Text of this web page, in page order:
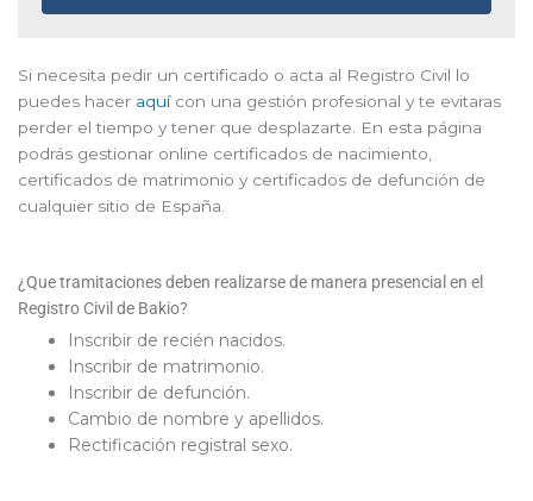
Si necesita pedir un certificado o acta al Registro Civil lo
puedes hacer aquícon una gestión profesional y te evitaras
perder el tiempo y tener que desplazarte. En esta página
podrás gestionar online certificados de nacimiento,
certificados de matrimonio y certificados de defunción de
cualquier sitio de España.
¿Que tramitaciones deben realizarse de manera presencial en el
Registro Civil de Bakio?
Inscribir de recién nacidos.
Inscribir de matrimonio.
Inscribir de defunción.
Cambio de nombre y apellidos.
Rectificación registral sexo.